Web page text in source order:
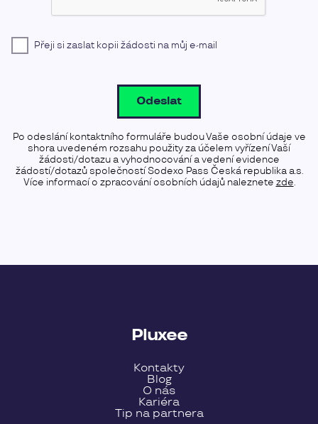
Přeji si zaslat kopii žádosti na můj e-mail
Odeslat
Po odeslání kontaktního formuláře budou Vaše osobní údaje ve
shora uvedeném rozsahu použity za účelem vyřízení Vaší
žádosti/dotazu a vyhodnocování a vedení evidence
žádostí/dotazů společností Sodexo Pass Česká republika a.s.
Více informací o zpracování osobních údajů naleznete zde.
Pluxee
Kontakty
Blog
O nás
Kariéra
Tip na partnera